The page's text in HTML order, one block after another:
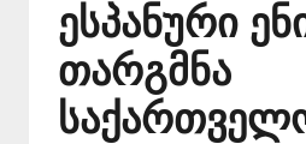
ესპანური
თარგმნა